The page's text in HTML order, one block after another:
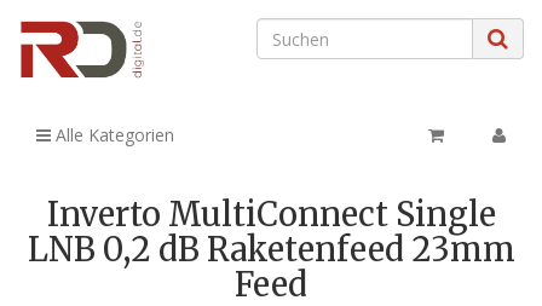
Alle Kategorien
Inverto MultiConnect Single
LNB 0,2 dB Raketenfeed 23mm
Feed